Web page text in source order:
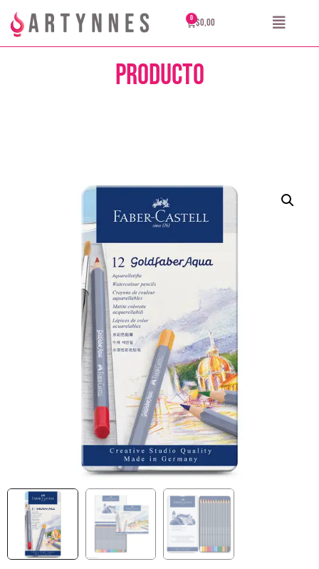
$0,00
Producto